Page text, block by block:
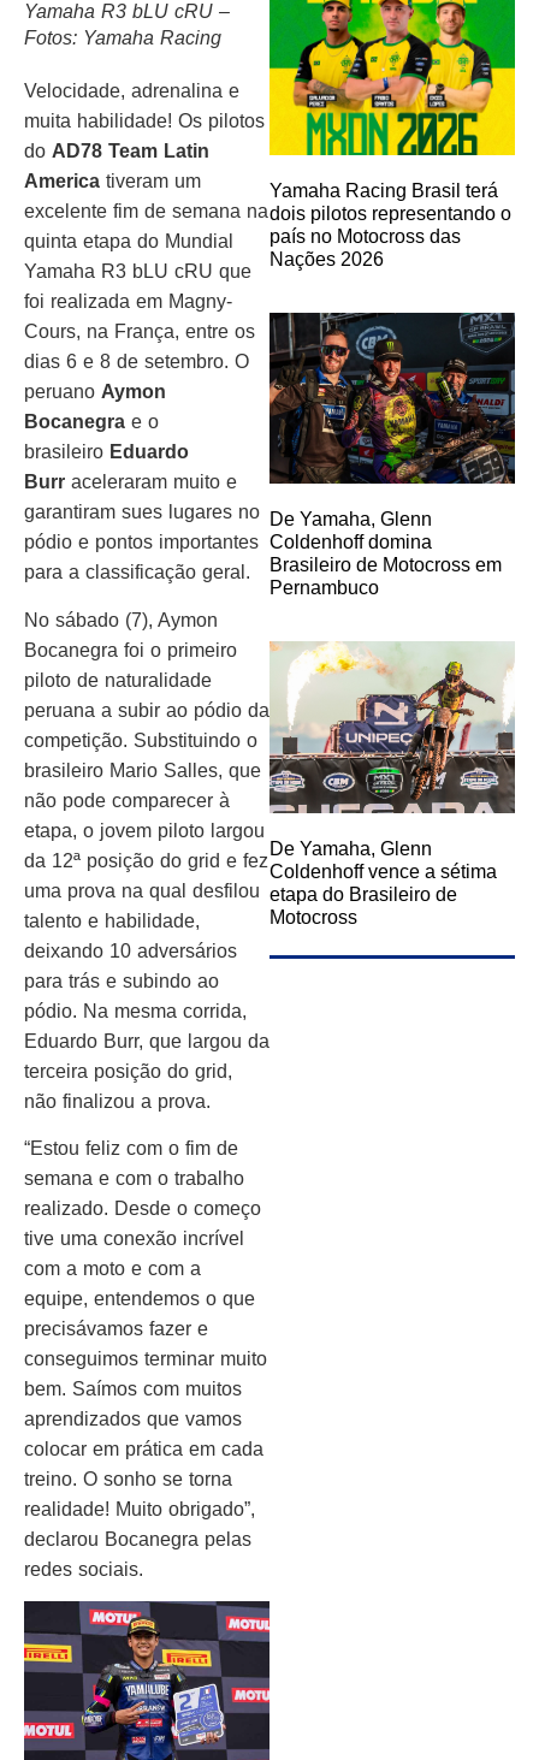
Yamaha R3 bLU cRU –
Fotos: Yamaha Racing
Velocidade, adrenalina e
muita habilidade! Os pilotos
do AD78 Team Latin
America tiveram um
excelente fim de semana na
quinta etapa do Mundial
Yamaha R3 bLU cRU que
foi realizada em Magny-
Cours, na França, entre os
dias 6 e 8 de setembro. O
peruano Aymon
Bocanegra e o
brasileiro Eduardo
Burr aceleraram muito e
garantiram sues lugares no
pódio e pontos importantes
para a classificação geral.
No sábado (7), Aymon
Bocanegra foi o primeiro
piloto de naturalidade
peruana a subir ao pódio da
competição. Substituindo o
brasileiro Mario Salles, que
não pode comparecer à
etapa, o jovem piloto largou
da 12ª posição do grid e fez
uma prova na qual desfilou
talento e habilidade,
deixando 10 adversários
para trás e subindo ao
pódio. Na mesma corrida,
Eduardo Burr, que largou da
terceira posição do grid,
não finalizou a prova.
“Estou feliz com o fim de
semana e com o trabalho
realizado. Desde o começo
tive uma conexão incrível
com a moto e com a
equipe, entendemos o que
precisávamos fazer e
conseguimos terminar muito
bem. Saímos com muitos
aprendizados que vamos
colocar em prática em cada
treino. O sonho se torna
realidade! Muito obrigado”,
declarou Bocanegra pelas
redes sociais.
Yamaha Racing Brasil terá
dois pilotos representando o
país no Motocross das
Nações 2026
De Yamaha, Glenn
Coldenhoff domina
Brasileiro de Motocross em
Pernambuco
De Yamaha, Glenn
Coldenhoff vence a sétima
etapa do Brasileiro de
Motocross